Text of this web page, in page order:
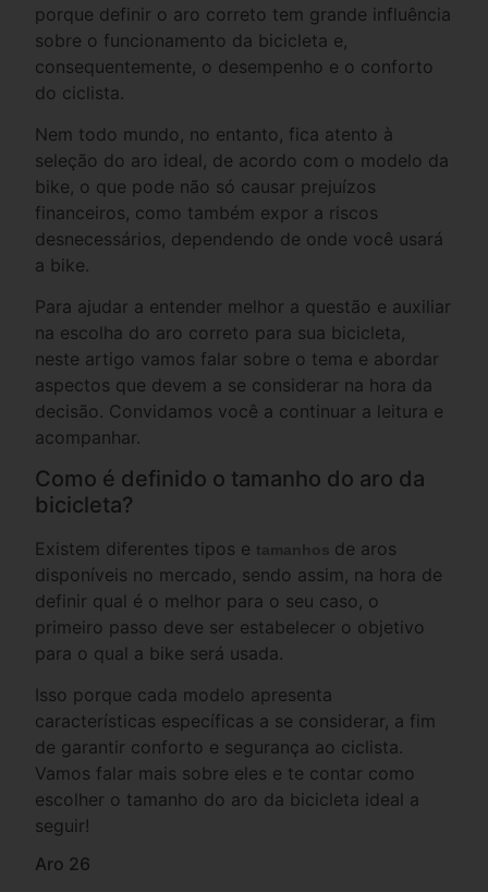
porque definir o aro correto tem grande influência
sobre o funcionamento da bicicleta e,
consequentemente, o desempenho e o conforto
do ciclista.
Nem todo mundo, no entanto, fica atento à
seleção do aro ideal, de acordo com o modelo da
bike, o que pode não só causar prejuízos
financeiros, como também expor a riscos
desnecessários, dependendo de onde você usará
a bike.
Para ajudar a entender melhor a questão e auxiliar
na escolha do aro correto para sua bicicleta,
neste artigo vamos falar sobre o tema e abordar
aspectos que devem a se considerar na hora da
decisão. Convidamos você a continuar a leitura e
acompanhar.
Como é definido o tamanho do aro da
bicicleta?
Existem diferentes tipos e tamanhos de aros
disponíveis no mercado, sendo assim, na hora de
definir qual é o melhor para o seu caso, o
primeiro passo deve ser estabelecer o objetivo
para o qual a bike será usada.
Isso porque cada modelo apresenta
características específicas a se considerar, a fim
de garantir conforto e segurança ao ciclista.
Vamos falar mais sobre eles e te contar como
escolher o tamanho do aro da bicicleta ideal a
seguir!
Aro 26